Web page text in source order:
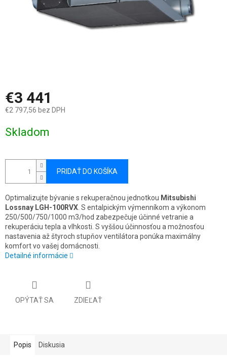
€3 441
€2 797,56 bez DPH
cena:
Skladom
PRIDAŤ DO KOŠÍKA
Optimalizujte bývanie s rekuperačnou jednotkou Mitsubishi
Lossnay LGH-100RVX. S entalpickým výmenníkom a výkonom
250/500/750/1000 m3/hod zabezpečuje účinné vetranie a
rekuperáciu tepla a vlhkosti. S vyššou účinnosťou a možnosťou
nastavenia až štyroch stupňov ventilátora ponúka maximálny
komfort vo vašej domácnosti.
Detailné informácie
OPÝTAŤ SA ZDIEĽAŤ
Popis Diskusia